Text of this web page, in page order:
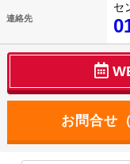
連絡先
セ